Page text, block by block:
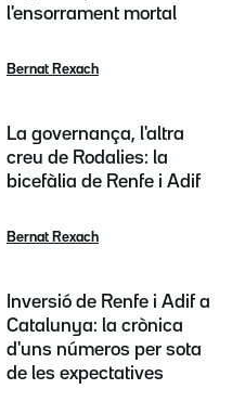
l'ensorrament mortal
Bernat Rexach
La governança, l'altra
creu de Rodalies: la
bicefàlia de Renfe i Adif
Bernat Rexach
Inversió de Renfe i Adif a
Catalunya: la crònica
d'uns números per sota
de les expectatives